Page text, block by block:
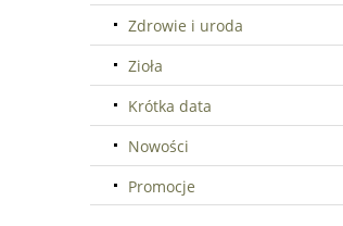
Zdrowie i uroda
Zioła
Krótka data
Nowości
Promocje